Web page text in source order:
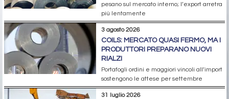
pesano sul mercato interno; l’export arretra
più lentamente
3 agosto 2026
COILS: MERCATO QUASI FERMO, MA I
PRODUTTORI PREPARANO NUOVI
RIALZI
Portafogli ordini e maggiori vincoli all’import
sostengono le attese per settembre
31 luglio 2026